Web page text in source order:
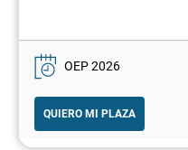
OEP 2026
QUIERO MI PLAZA